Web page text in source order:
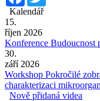
Kalendář
15.
říjen 2026
Konference Budoucnost
30.
září 2026
Workshop Pokročilé
charakterizaci
Nově přidaná videa